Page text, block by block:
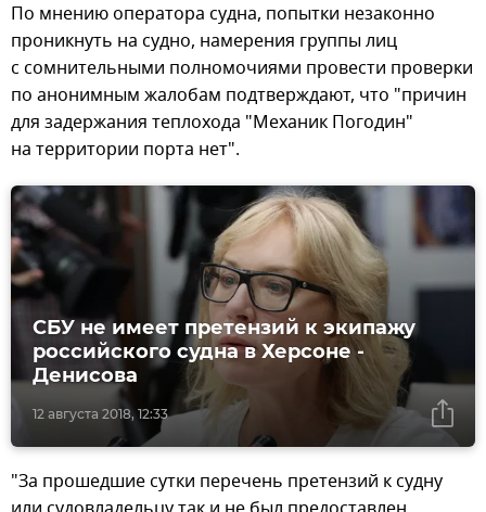
По мнению оператора судна, попытки незаконно
проникнуть на судно, намерения группы лиц
с сомнительными полномочиями провести проверки
по анонимным жалобам подтверждают, что "причин
для задержания теплохода "Механик Погодин"
на территории порта нет".
12 августа 2018, 12:33
СБУ не имеет претензий к экипажу
российского судна в Херсоне -
Денисова
"За прошедшие сутки перечень претензий к судну